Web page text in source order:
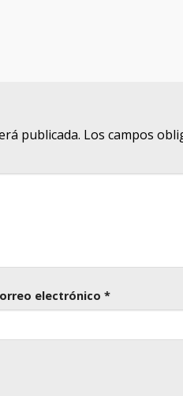
publicada. Los campos
electrónico*